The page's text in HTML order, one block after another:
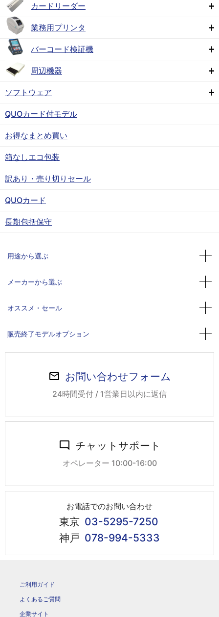
カードリーダー
業務用プリンタ
バーコード検証機
周辺機器
ソフトウェア
QUOカード付モデル
お得なまとめ買い
箱なしエコ包装
訳あり・売り切りセール
QUOカード
長期包括保守
用途から選ぶ
メーカーから選ぶ
オススメ・セール
販売終了モデルオプション
お問い合わせフォーム
24時間受付 / 1営業日以内に返信
チャットサポート
オペレーター 10:00-16:00
お電話でのお問い合わせ
東京 03-5295-7250
神戸 078-994-5333
ご利用ガイド
よくあるご質問
企業サイト